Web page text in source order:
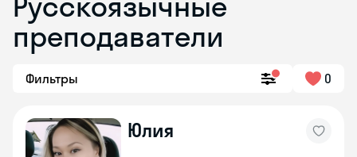
преподаватели
Фильтры 0
Юлия